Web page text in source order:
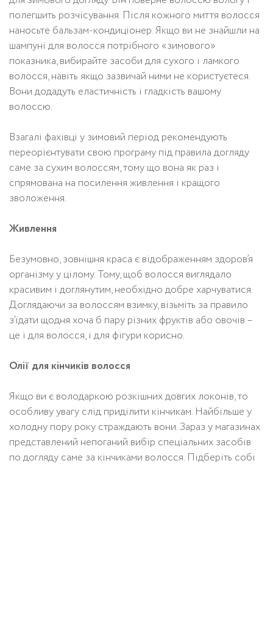
полегшить розчісування. Після кожного миття волосся
наносьте бальзам-кондиціонер. Якщо ви не знайшли на
шампуні для волосся потрібного «зимового»
показника, вибирайте засоби для сухого і ламкого
волосся, навіть якщо зазвичай ними не користуєтеся.
Вони додадуть еластичність і гладкість вашому
волоссю.
Взагалі фахівці у зимовий період рекомендують
переорієнтувати свою програму під правила догляду
саме за сухим волоссям, тому що вона як раз і
спрямована на посилення живлення і кращого
зволоження.
Живлення
Безумовно, зовнішня краса є відображенням здоров’я
організму у цілому. Тому, щоб волосся виглядало
красивим і доглянутим, необхідно добре харчуватися.
Доглядаючи за волоссям взимку, візьміть за правило
з’їдати щодня хоча б пару різних фруктів або овочів –
це і для волосся, і для фігури корисно.
Олії для кінчиків волосся
Якщо ви є володаркою розкішних довгих локонів, то
особливу увагу слід приділити кінчикам. Найбільше у
холодну пору року страждають вони. Зараз у магазинах
представлений непоганий вибір спеціальних засобів
по догляду саме за кінчиками волосся. Підберіть собі